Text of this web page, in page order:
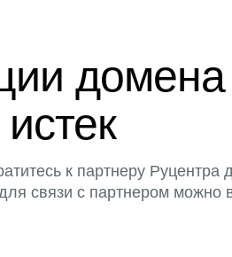
домена
к партнеру Руцентра
связи с партнером можно